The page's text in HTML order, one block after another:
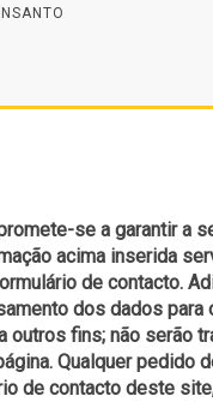
se a garantir a
acima inserida
de contacto.
dos dados para
outros fins; não serão
Qualquer pedido
de contacto deste